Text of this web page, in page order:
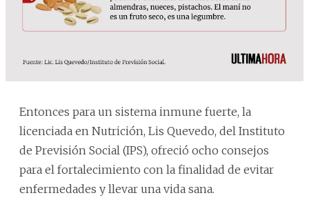
Entonces para un sistema inmune fuerte, la
licenciada en Nutrición, Lis Quevedo, del Instituto
de Previsión Social (IPS), ofreció ocho consejos
para el fortalecimiento con la finalidad de evitar
enfermedades y llevar una vida sana.